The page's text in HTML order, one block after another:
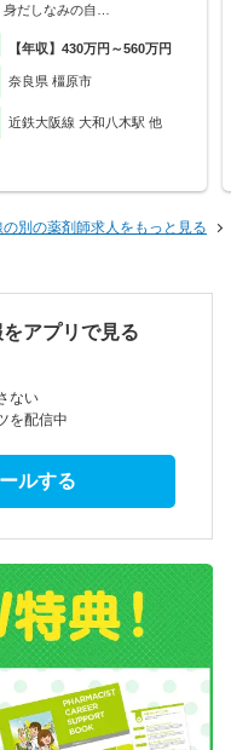
身だしなみの自…
【年収】430万円～560万円
奈良県 橿原市
近鉄大阪線 大和八木駅 他
別の薬剤師求人をもっと見る
アプリで見る
ない
を配信中
ルする